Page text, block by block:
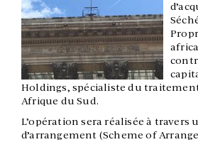
Holdings, spécialiste du
Afrique du Sud.
L’opération sera réalisée à travers
d’arrangement (Scheme of